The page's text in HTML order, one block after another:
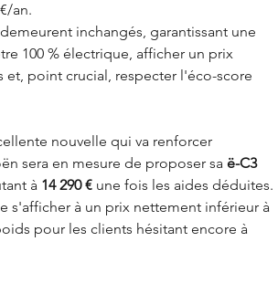
an.
inchangés, garantissant une
100 % électrique, afficher un prix
et, point crucial, respecter l'éco-score
nouvelle qui va renforcer
sera en mesure de proposer sa ë-C3
à 14 290 € une fois les aides déduites.
s'afficher à un prix nettement inférieur à
pour les clients hésitant encore à